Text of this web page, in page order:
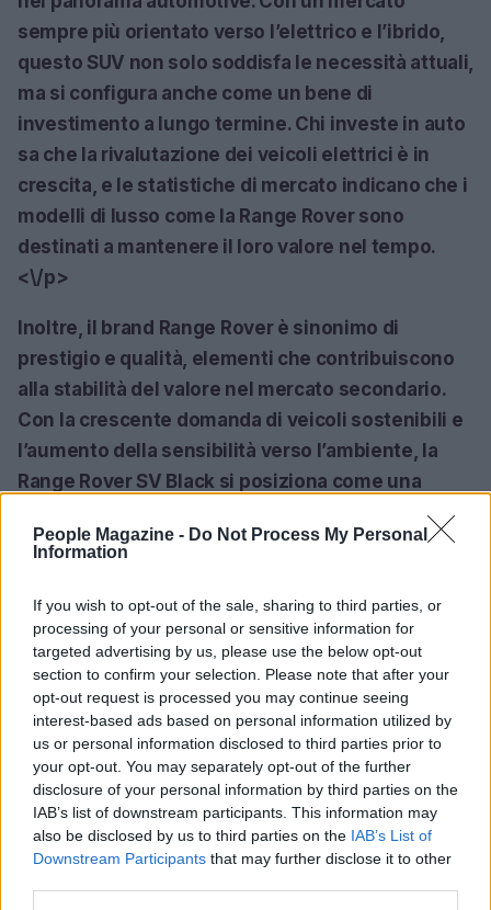
People Magazine - Do Not Process My Personal
Information
If you wish to opt-out of the sale, sharing to third parties, or
processing of your personal or sensitive information for
targeted advertising by us, please use the below opt-out
section to confirm your selection. Please note that after your
opt-out request is processed you may continue seeing
interest-based ads based on personal information utilized by
us or personal information disclosed to third parties prior to
your opt-out. You may separately opt-out of the further
disclosure of your personal information by third parties on the
IAB’s list of downstream participants. This information may
also be disclosed by us to third parties on the IAB’s List of
Downstream Participants that may further disclose it to other
sempre più orientato verso l’elettrico e l’ibrido,
questo SUV non solo soddisfa le necessità attuali,
ma si configura anche come un bene di
investimento a lungo termine. Chi investe in auto
sa che la rivalutazione dei veicoli elettrici è in
crescita, e le statistiche di mercato indicano che i
modelli di lusso come la Range Rover sono
destinati a mantenere il loro valore nel tempo.
<\/p>
Inoltre, il brand Range Roverè sinonimo di
prestigio e qualità, elementi che contribuiscono
alla stabilità del valore nel mercato secondario.
Con la crescente domanda di veicoli sostenibili e
l’aumento della sensibilità verso l’ambiente, la
Range Rover SV Black si posiziona come una
scelta strategica per gli investitori lungimiranti.
Le previsioni a medio termine indicano un
di lusso, rendendo questo modello un’opzione
ancora più attraente per chi cerca di fare un
investimento intelligente.<\/p>
AiAdhubMedia